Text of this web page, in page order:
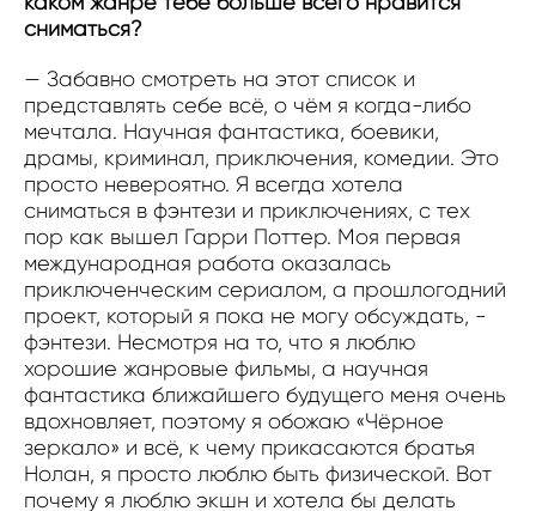
сниматься?
— Забавно смотреть на этот список и
представлять себе всё, о чём я когда-либо
мечтала. Научная фантастика, боевики,
драмы, криминал, приключения, комедии. Это
просто невероятно. Я всегда хотела
сниматься в фэнтези и приключениях, с тех
пор как вышел Гарри Поттер. Моя первая
международная работа оказалась
приключенческим сериалом, а прошлогодний
проект, который я пока не могу обсуждать, -
фэнтези. Несмотря на то, что я люблю
хорошие жанровые фильмы, а научная
фантастика ближайшего будущего меня очень
вдохновляет, поэтому я обожаю «Чёрное
зеркало» и всё, к чему прикасаются братья
Нолан, я просто люблю быть физической. Вот
почему я люблю экшн и хотела бы делать